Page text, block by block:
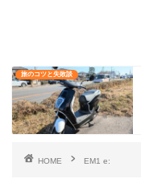
旅のコツと失敗談
HOME EM1 e: